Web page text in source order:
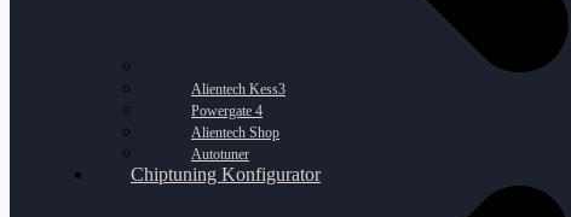
Alientech Kess3
Powergate 4
Alientech Shop
Autotuner
Chiptuning Konfigurator